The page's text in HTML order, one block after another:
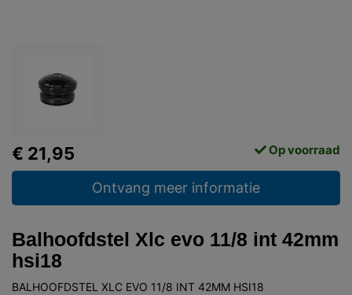
€ 21,95 Op voorraad
Ontvang meer informatie
Balhoofdstel Xlc evo 11/8 int 42mm
hsi18
BALHOOFDSTEL XLC EVO 11/8 INT 42MM HSI18